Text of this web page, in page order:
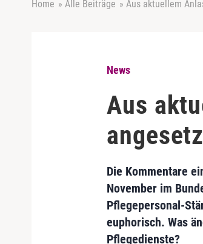
Home » Alle Beiträge » Aus aktuellem
News
Aus
Die Kommentare
November im
Pflegepersonal-
euphorisch. Was
Pflegedienste?